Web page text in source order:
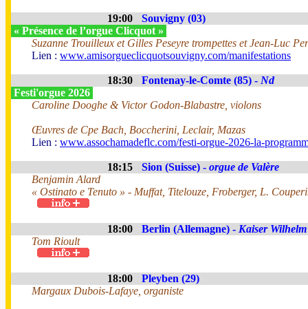
19:00
Souvigny (03)
« Présence de l’orgue Clicquot »
Suzanne Trouilleux et Gilles Peseyre trompettes et Jean-Luc
Lien : www.amisorgueclicquotsouvigny.com/manifestations
18:30 Fontenay-le-Comte (85) - Nd
Festi'orgue 2026
Caroline Dooghe & Victor Godon-Blabastre, violons
Œuvres de Cpe Bach, Boccherini, Leclair, Mazas
Lien : www.assochamadeflc.com/festi-orgue-2026-la-
18:15 Sion (Suisse) - orgue de Valère
Benjamin Alard
« Ostinato e Tenuto » - Muffat, Titelouze, Froberger, L.
18:00 Berlin (Allemagne) - Kaiser
Tom Rioult
18:00
Pleyben (29)
Margaux Dubois-Lafaye, organiste